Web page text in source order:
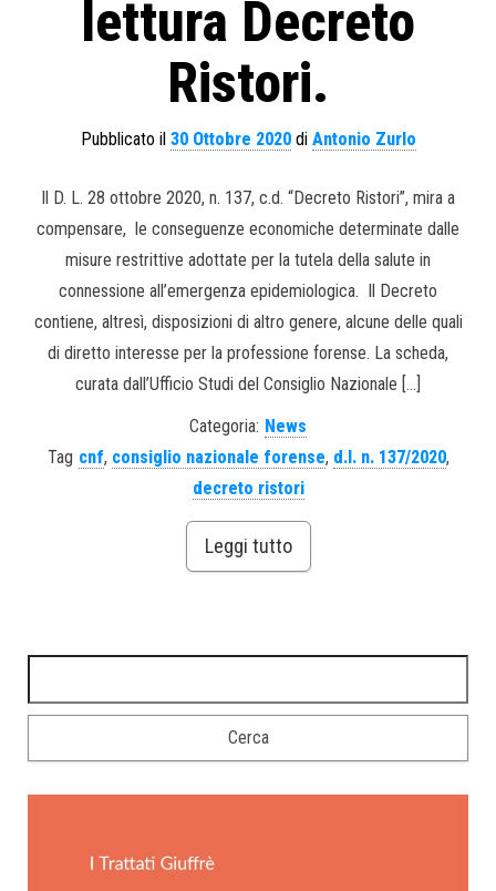
lettura Decreto
Ristori.
Pubblicato il 30 Ottobre 2020di Antonio Zurlo
Il D. L. 28 ottobre 2020, n. 137, c.d. “Decreto Ristori”, mira a
compensare, le conseguenze economiche determinate dalle
misure restrittive adottate per la tutela della salute in
connessione all’emergenza epidemiologica. Il Decreto
contiene, altresì, disposizioni di altro genere, alcune delle quali
di diretto interesse per la professione forense. La scheda,
curata dall’Ufficio Studi del Consiglio Nazionale […]
Categoria: News
Tag cnf, consiglio nazionale forense, d.l. n. 137/2020,
decreto ristori
Leggi tutto